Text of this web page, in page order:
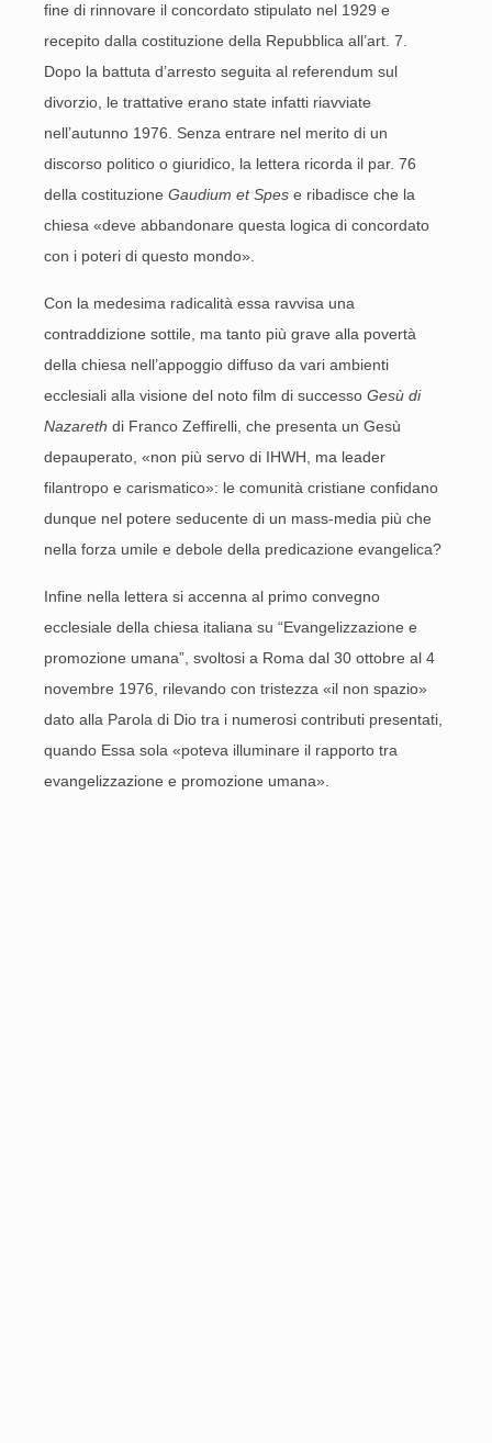
fine di rinnovare il concordato stipulato nel 1929 e
recepito dalla costituzione della Repubblica all’art. 7.
Dopo la battuta d’arresto seguita al referendum sul
divorzio, le trattative erano state infatti riavviate
nell’autunno 1976. Senza entrare nel merito di un
discorso politico o giuridico, la lettera ricorda il par. 76
della costituzione Gaudium et Spes e ribadisce che la
chiesa «deve abbandonare questa logica di concordato
con i poteri di questo mondo».
Con la medesima radicalità essa ravvisa una
contraddizione sottile, ma tanto più grave alla povertà
della chiesa nell’appoggio diffuso da vari ambienti
ecclesiali alla visione del noto film di successo Gesù di
Nazareth di Franco Zeffirelli, che presenta un Gesù
depauperato, «non più servo di IHWH, ma leader
filantropo e carismatico»: le comunità cristiane confidano
dunque nel potere seducente di un mass-media più che
nella forza umile e debole della predicazione evangelica?
Infine nella lettera si accenna al primo convegno
ecclesiale della chiesa italiana su “Evangelizzazione e
promozione umana”, svoltosi a Roma dal 30 ottobre al 4
novembre 1976, rilevando con tristezza «il non spazio»
dato alla Parola di Dio tra i numerosi contributi presentati,
quando Essa sola «poteva illuminare il rapporto tra
evangelizzazione e promozione umana».